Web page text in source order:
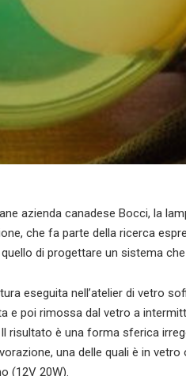
azienda canadese Bocci, la
che fa parte della ricerca
di progettare un sistema
eseguita nell’atelier di vetro
e poi rimossa dal vetro a
risultato è una forma sferica
una delle quali è in
(12V 20W).